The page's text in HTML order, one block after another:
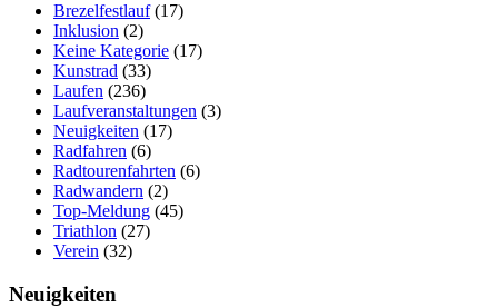
Brezelfestlauf(17)
Inklusion (2)
Keine Kategorie (17)
Kunstrad (33)
Laufen (236)
Laufveranstaltungen (3)
Neuigkeiten (17)
Radfahren (6)
Radtourenfahrten (6)
Radwandern (2)
Top-Meldung (45)
Triathlon (27)
Verein (32)
Neuigkeiten